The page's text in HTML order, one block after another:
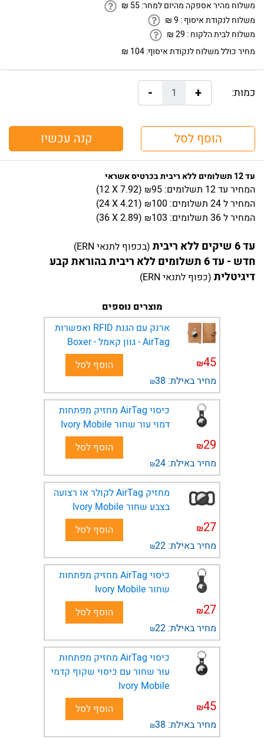
משלוח מהיר אספקה מהיום למחר:
₪ 55
משלוח לנקודת איסוף :
₪9
משלוח לבית הלקוח :
₪29
מחיר כולל משלוח לנקודת איסוף:104 ₪
כמות: +
-
הוסף לסל קנה עכשיו
עד 12 תשלומים ללא ריבית בכרטיס אשראי
המחיר עד 12 תשלומים: ₪95
(12 X7.92)
המחירל 24 תשלומים: ₪100
(24 X4.21)
המחירל 36 תשלומים: ₪103
(36 X2.89)
עד 6 שיקים ללא ריבית (בכפוף לתנאי ERN)
חדש - עד 6 תשלומים ללא ריבית בהוראת קבע
דיגיטלית (כפוף לתנאי ERN)
מוצרים נוספים
ארנק עם הגנת RFID ואפשרות
AirTag - גוון קאמל - Boxer
45
₪
מחיר באילת: 38
₪
הוסף לסל
כיסוי AirTag מחזיק מפתחות
דמוי עור שחור Ivory Mobile
29
₪
מחיר באילת: 24
₪
הוסף לסל
מחזיק AirTag לקולר או רצועה
בצבע שחור Ivory Mobile
27
₪
מחיר באילת: 22
₪
הוסף לסל
כיסוי AirTag מחזיק מפתחות
שחור Ivory Mobile
27
₪
מחיר באילת: 22
₪
הוסף לסל
כיסוי AirTag מחזיק מפתחות
עור שחור עם כיסוי שקוף קדמי
Ivory Mobile
45
₪
מחיר באילת: 38
₪
הוסף לסל